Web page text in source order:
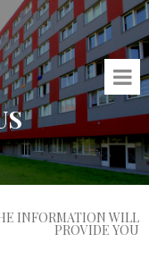
INFORMATION WILL
PROVIDE YOU